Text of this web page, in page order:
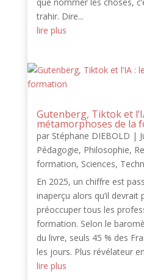
trahir. Dire...
lire plus
Gutenberg, Tiktok et
métamorphoses de la
par Stéphane DIEBOLD |
Pédagogie, Philosophie,
formation, Sciences,
En 2025, un chiffre est
inaperçu alors qu’il devrait
préoccuper tous les
formation. Selon le
du livre, seuls 45 % des
les jours. Plus révélateur
lire plus